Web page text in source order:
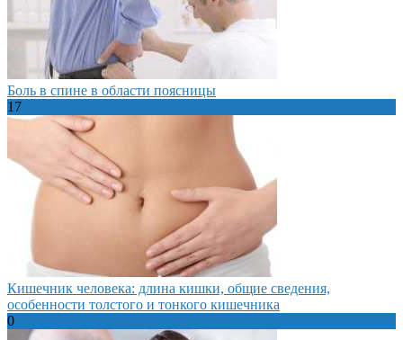
Боль в спине в области поясницы
17
Кишечник человека: длина кишки, общие сведения,
особенности толстого и тонкого кишечника
0